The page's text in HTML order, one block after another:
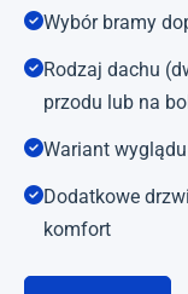
Wybór bramy
Rodzaj dachu
przodu lub na
Wariant
Dodatkowe
komfort